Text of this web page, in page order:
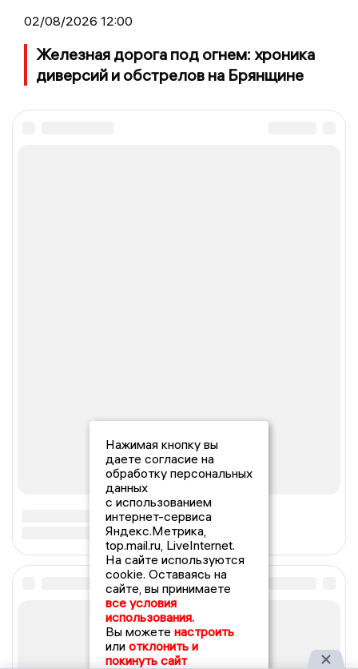
02/08/2026 12:00
Железная дорога под огнем: хроника
диверсий и обстрелов на Брянщине
Нажимая кнопку вы
даете согласие на
обработку персональных
данных
с использованием
интернет-сервиса
Яндекс.Метрика,
top.mail.ru, LiveInternet.
На сайте используются
cookie. Оставаясь на
сайте, вы принимаете
все условия
использования.
Вы можете настроить
или отклонить и
покинуть сайт